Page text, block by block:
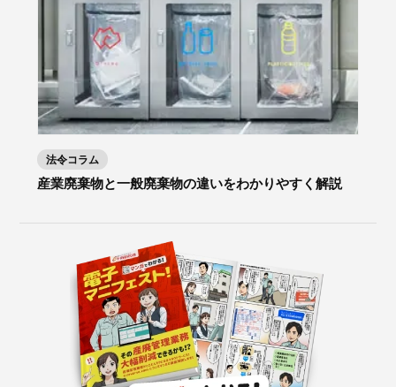
法令コラム
産業廃棄物と一般廃棄物の違いをわかりやすく解説